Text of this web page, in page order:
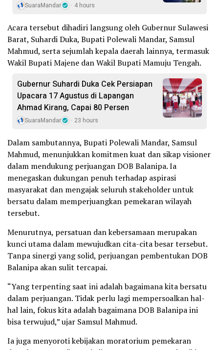
SuaraMandar 4 hours
Acara tersebut dihadiri langsung oleh Gubernur Sulawesi
Barat, Suhardi Duka, Bupati Polewali Mandar, Samsul
Mahmud, serta sejumlah kepala daerah lainnya, termasuk
Wakil Bupati Majene dan Wakil Bupati Mamuju Tengah.
Gubernur Suhardi Duka Cek Persiapan
Upacara 17 Agustus di Lapangan
Ahmad Kirang, Capai 80 Persen
SuaraMandar 23 hours
Dalam sambutannya, Bupati Polewali Mandar, Samsul
Mahmud, menunjukkan komitmen kuat dan sikap visioner
dalam mendukung perjuangan DOB Balanipa. Ia
menegaskan dukungan penuh terhadap aspirasi
masyarakat dan mengajak seluruh stakeholder untuk
bersatu dalam memperjuangkan pemekaran wilayah
tersebut.
Menurutnya, persatuan dan kebersamaan merupakan
kunci utama dalam mewujudkan cita-cita besar tersebut.
Tanpa sinergi yang solid, perjuangan pembentukan DOB
Balanipa akan sulit tercapai.
“Yang terpenting saat ini adalah bagaimana kita bersatu
dalam perjuangan. Tidak perlu lagi mempersoalkan hal-
hal lain, fokus kita adalah bagaimana DOB Balanipa ini
bisa terwujud,” ujar Samsul Mahmud.
Ia juga menyoroti kebijakan moratorium pemekaran